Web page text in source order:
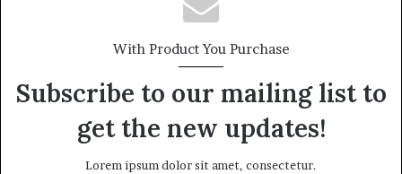
With Product You Purchase
Subscribe to our mailing list to
get the new updates!
Lorem ipsum dolor sit amet, consectetur.